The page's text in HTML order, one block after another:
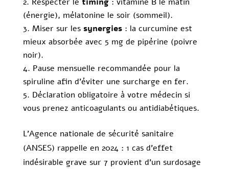
(énergie), mélatonine le soir (sommeil).
Miser sur les synergies: la curcumine est
mieux absorbée avec 5 mg de pipérine (poivre
noir).
Pause mensuelle recommandée pour la
spiruline afin d’éviter une surcharge en fer.
Déclaration obligatoire à votre médecin si
vous prenez anticoagulants ou antidiabétiques.
L’Agence nationale de sécurité sanitaire
(ANSES) rappelle en 2024 : 1 cas d’effet
indésirable grave sur 7 provient d’un surdosage